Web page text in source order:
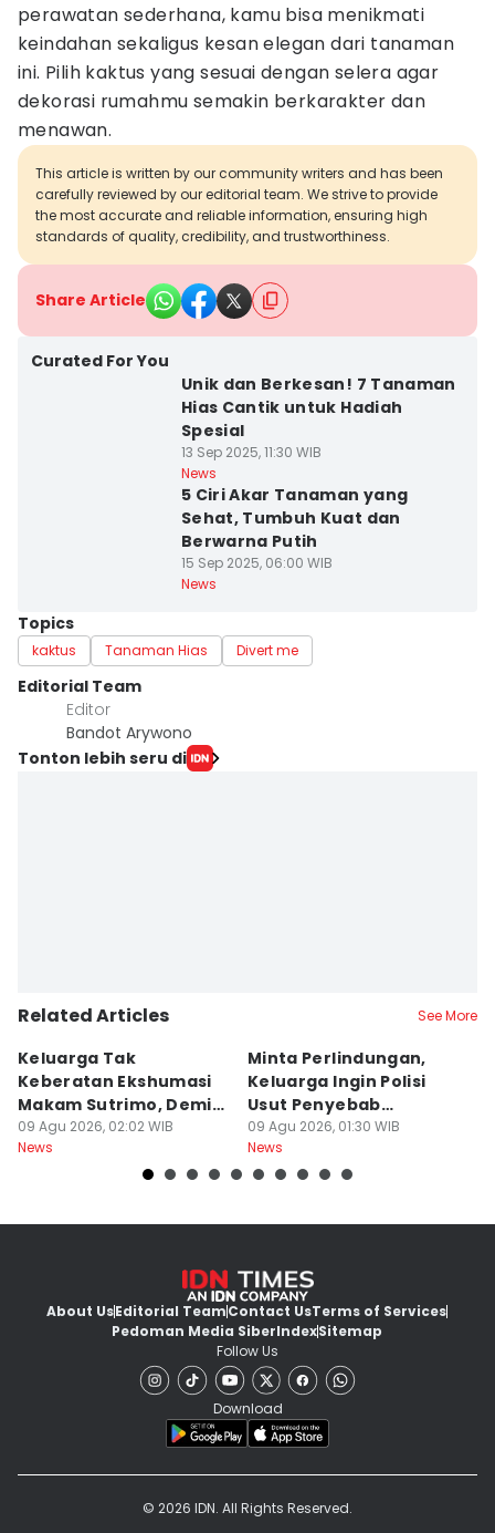
perawatan sederhana, kamu bisa menikmati
keindahan sekaligus kesan elegan dari tanaman
ini. Pilih kaktus yang sesuai dengan selera agar
dekorasi rumahmu semakin berkarakter dan
menawan.
This article is written by our community writers and has been
carefully reviewed by our editorial team. We strive to provide
the most accurate and reliable information, ensuring high
standards of quality, credibility, and trustworthiness.
Share Article
Curated For You
Unik dan Berkesan! 7 Tanaman
Hias Cantik untuk Hadiah
Spesial
13 Sep 2025, 11:30 WIB
News
5 Ciri Akar Tanaman yang
Sehat, Tumbuh Kuat dan
Berwarna Putih
15 Sep 2025, 06:00 WIB
News
Topics
kaktus Tanaman Hias Divert me
Editorial Team
Editor
Bandot Arywono
Tonton lebih seru di
Related Articles See More
Keluarga Tak
Keberatan Ekshumasi
Makam Sutrimo, Demi
Usut Kematian
Almarhum
09 Agu 2026, 02:02 WIB
News
Minta Perlindungan,
Keluarga Ingin Polisi
Usut Penyebab
Kematian Sutrimo
09 Agu 2026, 01:30 WIB
News
About UsEditorial TeamContact UsTerms of Services
Pedoman Media SiberIndexSitemap
Follow Us
Download
© 2026 IDN. All Rights Reserved.